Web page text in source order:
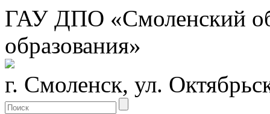
ГАУ ДПО «Смоленский
образования»
г. Смоленск, ул.